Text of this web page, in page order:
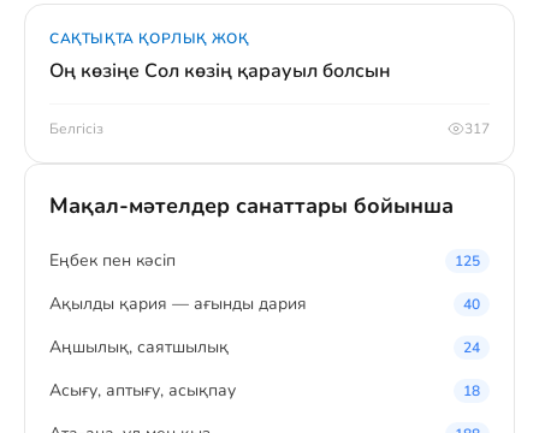
САҚТЫҚТА ҚОРЛЫҚ ЖОҚ
Оң көзіңе Сол көзің қарауыл болсын
Белгісіз 317
Мақал-мәтелдер санаттары бойынша
Eңбек пен кәсіп 125
Ақылды қария — ағынды дария 40
Аңшылық, саятшылық 24
Асығу, аптығу, асықпау 18